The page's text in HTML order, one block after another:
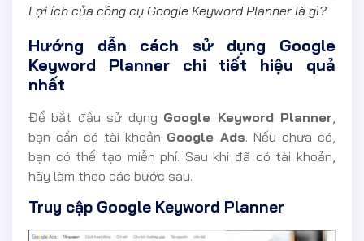
Lợi ích của công cụ Google Keyword Planner là gì?
Hướng dẫn cách sử dụng Google
Keyword Planner chi tiết hiệu quả
nhất
Để bắt đầu sử dụng Google Keyword Planner,
bạn cần có tài khoản Google Ads. Nếu chưa có,
bạn có thể tạo miễn phí. Sau khi đã có tài khoản,
hãy làm theo các bước sau.
Truy cập Google Keyword Planner